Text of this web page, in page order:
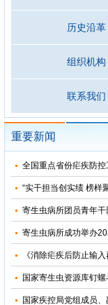
历史沿革
组织机构
联系我们
重要新闻